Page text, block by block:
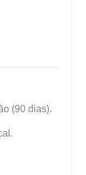
(90 dias).